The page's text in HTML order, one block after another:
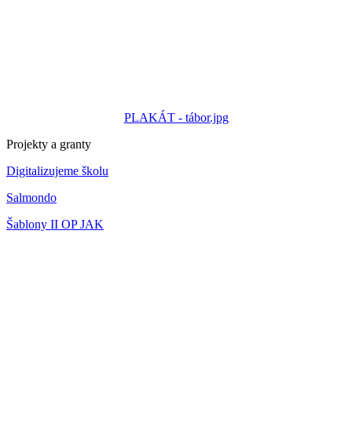
PLAKÁT - tábor.jpg
Projekty a granty
Digitalizujeme školu
Salmondo
Šablony II OP JAK